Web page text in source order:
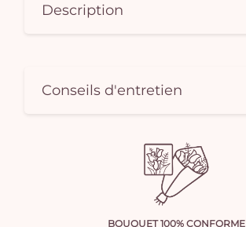
Description
Conseils d'entretien
BOUQUET 100% CONFORME